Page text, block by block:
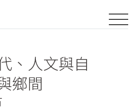
、人文與自
鄉間